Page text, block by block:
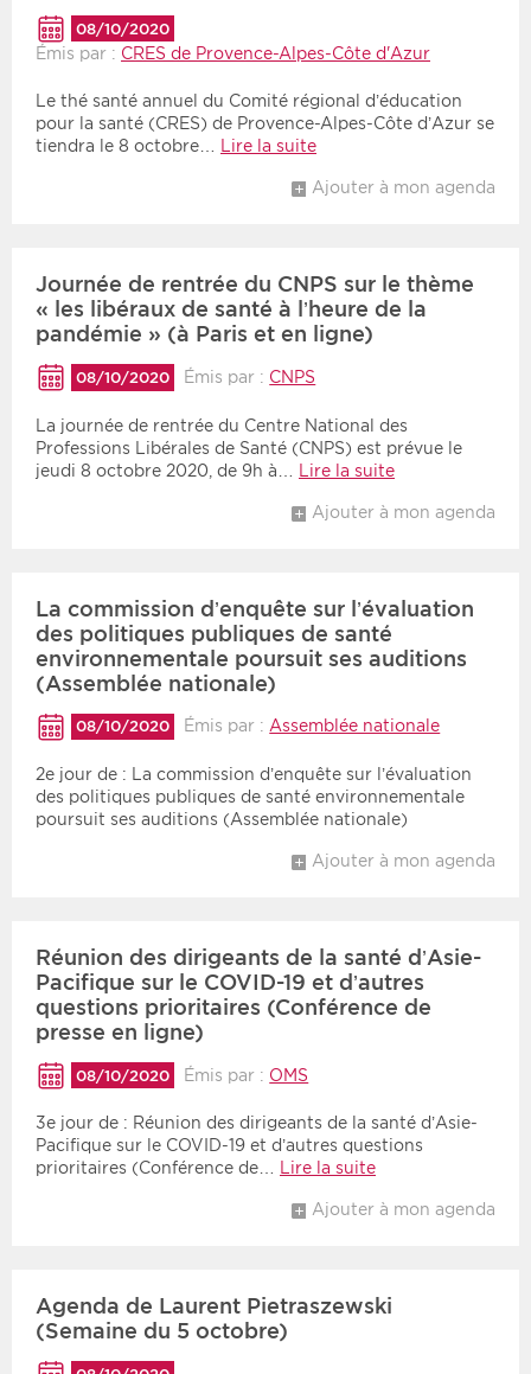
08/10/2020
Émis par : CRES de Provence-Alpes-Côte d'Azur
Le thé santé annuel du Comité régional d’éducation
pour la santé (CRES) de Provence-Alpes-Côte d’Azur se
tiendra le 8 octobre… Lire la suite
Ajouter à mon agenda
Journée de rentrée du CNPS sur le thème
« les libéraux de santé à l’heure de la
pandémie » (à Paris et en ligne)
08/10/2020 Émis par : CNPS
La journée de rentrée du Centre National des
Professions Libérales de Santé (CNPS) est prévue le
jeudi 8 octobre 2020, de 9h à…
Lire la suite
Ajouter à mon agenda
La commission d’enquête sur l’évaluation
des politiques publiques de santé
environnementale poursuit ses auditions
(Assemblée nationale)
08/10/2020 Émis par :Assemblée nationale
2e jour de : La commission d’enquête sur l’évaluation
des politiques publiques de santé environnementale
poursuit ses auditions (Assemblée nationale)
Ajouter à mon agenda
Réunion des dirigeants de la santé d’Asie-
Pacifique sur le COVID-19 et d’autres
questions prioritaires (Conférence de
presse en ligne)
08/10/2020 Émis par : OMS
3e jour de : Réunion des dirigeants de la santé d’Asie-
Pacifique sur le COVID-19 et d’autres questions
prioritaires (Conférence de…
Lire la suite
Ajouter à mon agenda
Agenda de Laurent Pietraszewski
(Semaine du 5 octobre)